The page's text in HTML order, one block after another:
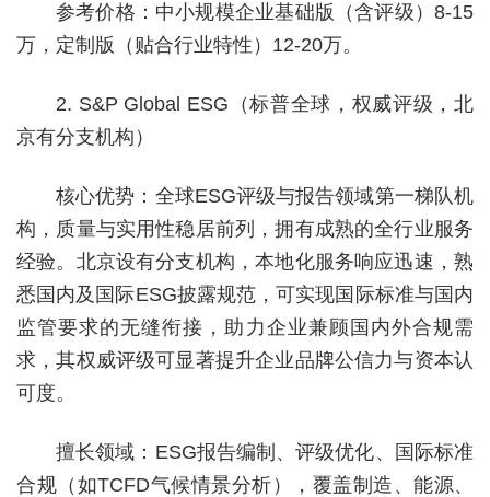
参考价格：中小规模企业基础版（含评级）8-15
万，定制版（贴合行业特性）12-20万。
2. S&P Global ESG（标普全球，权威评级，北
京有分支机构）
核心优势：全球ESG评级与报告领域第一梯队机
构，质量与实用性稳居前列，拥有成熟的全行业服务
经验。北京设有分支机构，本地化服务响应迅速，熟
悉国内及国际ESG披露规范，可实现国际标准与国内
监管要求的无缝衔接，助力企业兼顾国内外合规需
求，其权威评级可显著提升企业品牌公信力与资本认
可度。
擅长领域：ESG报告编制、评级优化、国际标准
合规（如TCFD气候情景分析），覆盖制造、能源、